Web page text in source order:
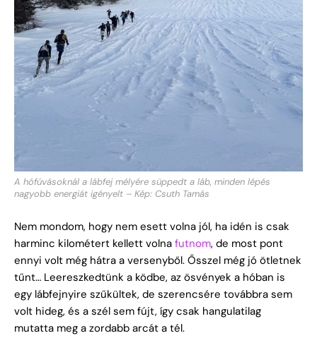
A hófúvásoknál a lábfej mélyére süppedt a láb, minden lépés
nagyobb energiát igényelt – Kép: Csuth Tamás
Nem mondom, hogy nem esett volna jól, ha idén is csak
harminc kilométert kellett volna futnom, de most pont
ennyi volt még hátra a versenyből. Ősszel még jó ötletnek
tűnt… Leereszkedtünk a ködbe, az ösvények a hóban is
egy lábfejnyire szűkültek, de szerencsére továbbra sem
volt hideg, és a szél sem fújt, így csak hangulatilag
mutatta meg a zordabb arcát a tél.